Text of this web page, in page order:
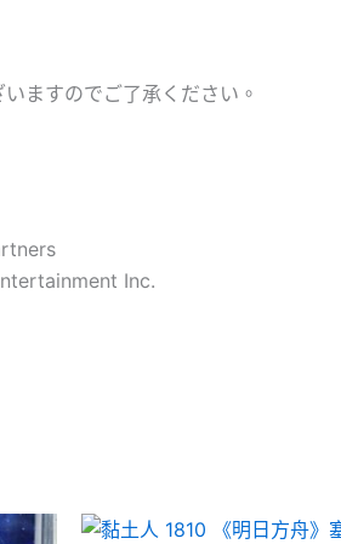
ますのでご了承ください。
Inc.